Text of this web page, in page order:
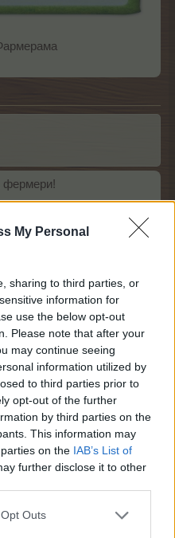
My Personal
sharing to third parties, or
information for
use the below opt-out
Please note that after your
may continue seeing
information utilized by
to third parties prior to
opt-out of the further
by third parties on the
This information may
on the IAB’s List of
further disclose it to other
Outs
фермери!
растенията
г. в 11:00 ч.
г. в 23:00 ч.
- ЧЗВ